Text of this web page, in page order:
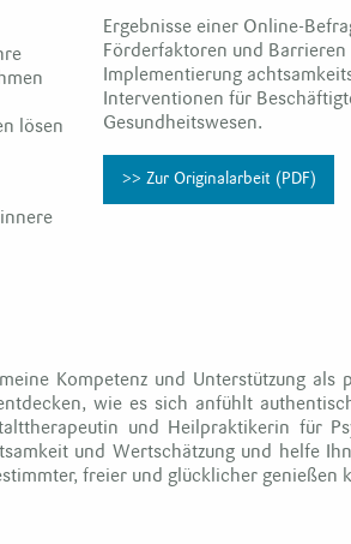
lösen
Ergebnisse einer Online-
Förderfaktoren und Barrieren
Implementierung
Interventionen für
Gesundheitswesen.
>> Zur Originalarbeit (PDF)
Kompetenz und Unterstützung als
wie es sich anfühlt
und Heilpraktikerin für
und Wertschätzung und helfe
freier und glücklicher genießen